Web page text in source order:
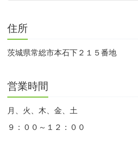
住所
茨城県常総市本石下２１５番地
営業時間
月、火、木、金、土
９：００～１２：００